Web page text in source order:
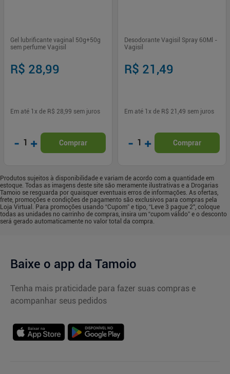
Gel lubrificante vaginal 50g+50g
sem perfume Vagisil
R$ 28,99
Em até 1 x de R$ 28,99 sem juros
- 1 + Comprar
Desodorante Vagisil Spray 60Ml -
Vagisil
R$ 21,49
Em até 1 x de R$ 21,49 sem juros
- 1 + Comprar
Produtos sujeitos à disponibilidade e variam de acordo com a quantidade em
estoque. Todas as imagens deste site são meramente ilustrativas e a Drogarias
Tamoio se resguarda por quaisquer eventuais erros de informações. As ofertas,
frete, promoções e condições de pagamento são exclusivos para compras pela
Loja Virtual. Para promoções usando “Cupom” e tipo, “Leve 3 pague 2", coloque
todas as unidades no carrinho de compras, insira um “cupom válido” e o desconto
será gerado automaticamente no valor total da compra.
Baixe o app da Tamoio
Tenha mais praticidade para fazer suas compras e
acompanhar seus pedidos